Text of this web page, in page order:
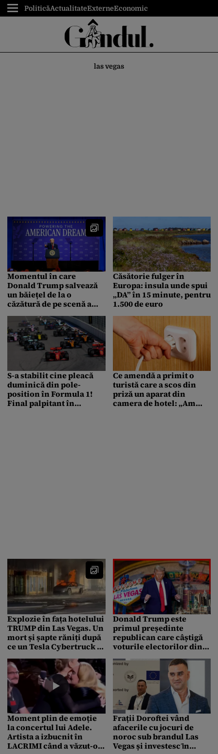
PoliticăActualitateExterneEconomic
las vegas
Momentul în care
Donald Trump salvează
un băiețel de la o
căzătură de pe scenă a
adresa lui Biden care a
stârnit râsete
Căsătorie fulger în
Europa: insula unde spui
„DA” în 15 minute, pentru
1.500 de euro
S-a stabilit cine pleacă
duminică din pole-
position în Formula 1!
Final palpitant în
Ce amendă a primit o
turistă care a scos din
priză un aparat din
camera de hotel: „Am
Explozie în fața hotelului
TRUMP din Las Vegas. Un
mort și șapte răniți după
ce un Tesla Cybertruck a
Elon Musk
Donald Trump este
primul președinte
republican care câștigă
voturile electorilor din
Moment plin de emoție
la concertul lui Adele.
Artista a izbucnit în
LACRIMI când a văzut-o
Frații Doroftei vând
afacerile cu jocuri de
noroc sub brandul Las
Vegas și investesc ȋn